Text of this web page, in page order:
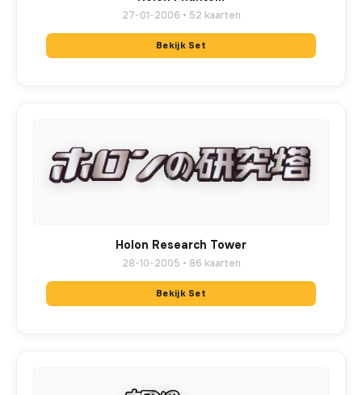
27-01-2006 • 52 kaarten
Bekijk Set
Holon Research Tower
28-10-2005 • 86 kaarten
Bekijk Set